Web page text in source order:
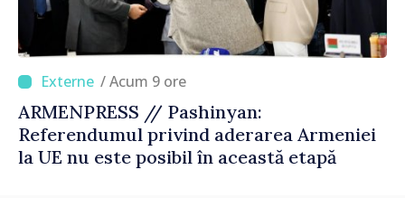
/ Acum 9 ore
ARMENPRESS // Pashinyan:
Referendumul privind aderarea Armeniei
la UE nu este posibil în această etapă